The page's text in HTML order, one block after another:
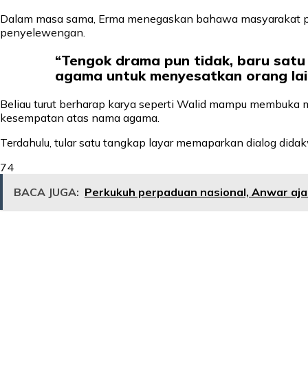
Dalam masa sama, Erma menegaskan bahawa
penyelewengan.
“Tengok drama pun tidak, baru
agama untuk menyesatkan orang
Beliau turut berharap karya seperti Walid mampu
kesempatan atas nama agama.
Terdahulu, tular satu tangkap layar memaparkan dialog
74
BACA JUGA: Perkukuh perpaduan nasional, Anwar